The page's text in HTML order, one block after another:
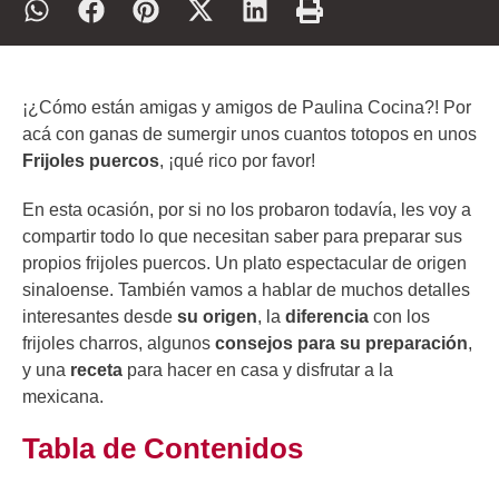
¡¿Cómo están amigas y amigos de Paulina Cocina?! Por
acá con ganas de sumergir unos cuantos totopos en unos
Frijoles puercos, ¡qué rico por favor!
En esta ocasión, por si no los probaron todavía, les voy a
compartir todo lo que necesitan saber para preparar sus
propios frijoles puercos. Un plato espectacular de origen
sinaloense. También vamos a hablar de muchos detalles
interesantes desde su origen, la diferencia con los
frijoles charros, algunos consejos para su preparación,
y una receta para hacer en casa y disfrutar a la
mexicana.
Tabla de Contenidos